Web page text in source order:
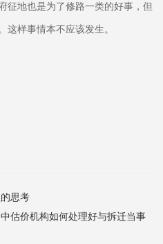
征地也是为了修路一类的好事，但
这样事情本不应该发生。
思考
估价机构如何处理好与拆迁当事